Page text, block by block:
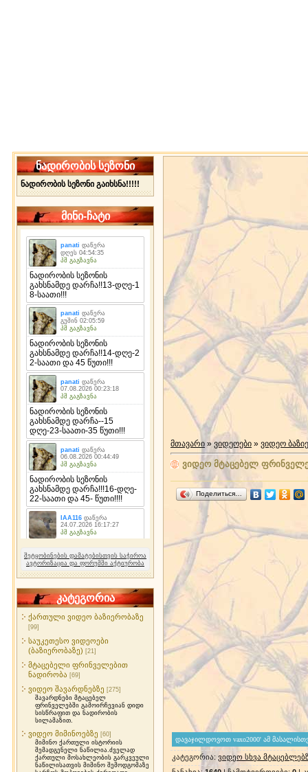
ნადირობის სეზონი
ნადირობის სეზონი გაიხსნა!!!!!
მინი-ჩატი
შეტყობინების დამატებისთვის საჭიროა
ავტორიზაცია და ფორუმში აქტიურობა
კატეგორია
ქართული ვიდეო ბაზიერობაზე
[99]
საუკეთესო ვიდეოები
(ბაზიერობაზე) [21]
მტაცებელი ფრინველებით
ნადირობა [69]
ვიდეო შავარდნებზე [275]
შავარდნები მტაცებელ
ფრინველებში გამოირჩევიან დიდი
სისწრაფით და ნადირობის
სილამაზით.
ვიდეო მიმინოებზე [60]
მიმინო ქართული ისტორიის
შემადგენელი ნაწილია.ძველად
ქართული მოსახლეობის გარკვეული
ნაწილისათვის მიმინო შემოდგომაზე
მთავარი » ვიდეოები » ვიდეო
ვიდეო მტაცებელ
Поделиться…
კატეგორია: ვიდეო სხვა